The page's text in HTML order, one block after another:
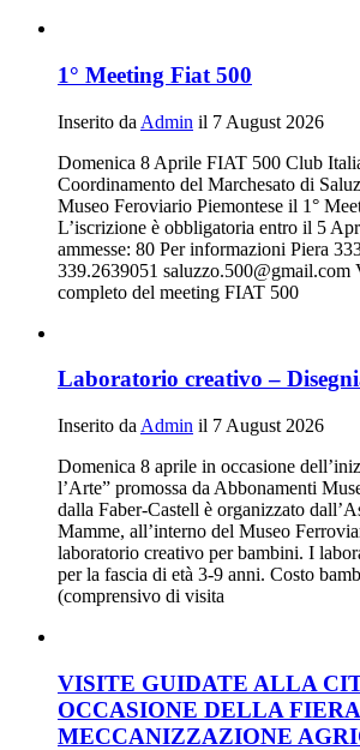
1° Meeting Fiat 500
Inserito da Admin il 7 August 2026
Domenica 8 Aprile FIAT 500 Club
Coordinamento del Marchesato di
Museo Feroviario Piemontese il 1°
L’iscrizione è obbligatoria entro il 5
ammesse: 80 Per informazioni Piera
339.2639051 saluzzo.500@gmail.com
completo del meeting FIAT 500
Laboratorio creativo –
Inserito da Admin il 7 August 2026
Domenica 8 aprile in occasione
l’Arte” promossa da Abbonamenti
dalla Faber-Castell è organizzato
Mamme, all’interno del Museo
laboratorio creativo per bambini. I
per la fascia di età 3-9 anni. Costo
(comprensivo di visita
VISITE GUIDATE ALLA
OCCASIONE DELLA
MECCANIZZAZIONE